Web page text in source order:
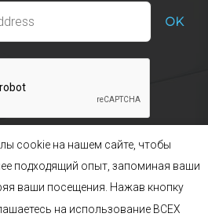
Бренд POL’HOP
cookie на нашем сайте, чтобы
подходящий опыт, запоминая ваши
ваши посещения. Нажав кнопку
на использование ВСЕХ